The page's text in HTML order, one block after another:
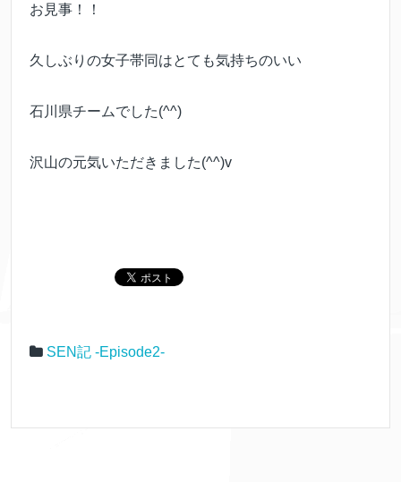
お見事！！
久しぶりの女子帯同はとても気持ちのいい
石川県チームでした(^^)
沢山の元気いただきました(^^)v
SEN記 -Episode2-